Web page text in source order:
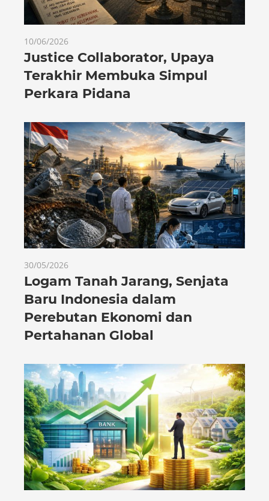
10/06/2026
Justice Collaborator, Upaya
Terakhir Membuka Simpul
Perkara Pidana
30/05/2026
Logam Tanah Jarang, Senjata
Baru Indonesia dalam
Perebutan Ekonomi dan
Pertahanan Global